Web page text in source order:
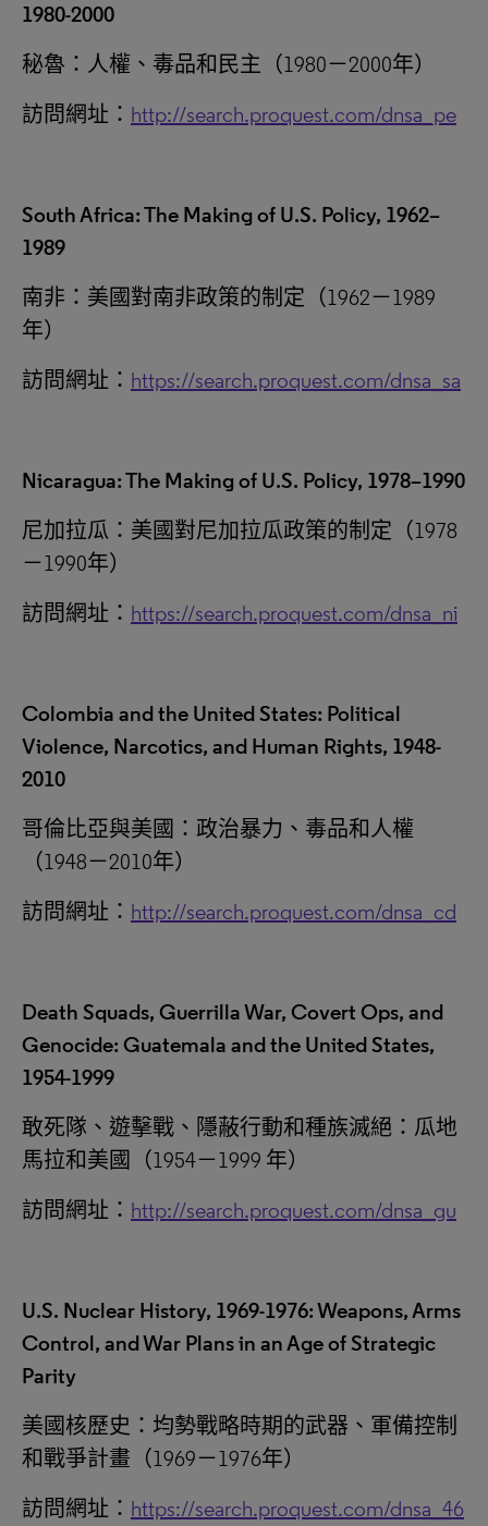
1980-2000
秘魯：人權、毒品和民主（1980－2000年‎）
訪問網址： http://search.proquest.com/dnsa_pe
South Africa: The Making of U.S. Policy, 1962–
1989
南非：美國對南非政策的制定（1962－1989‎
年）
訪問網址： https://search.proquest.com/dnsa_sa
Nicaragua: The Making of U.S. Policy, 1978–1990
尼加拉瓜：美國對尼加拉瓜政策的制定（1978
－1990‎‎年）
訪問網址： https://search.proquest.com/dnsa_ni
Colombia and the United States: Political
Violence, Narcotics, and Human Rights, 1948-
2010
哥倫比亞與美國：政治暴力、毒品和人權
（1948－2010年）
訪問網址： http://search.proquest.com/dnsa_cd
Death Squads, Guerrilla War, Covert Ops, and
Genocide: Guatemala and the United States,
1954-1999
敢死隊、遊擊戰、隱蔽行動和種族滅絕：瓜地
馬拉和美國（1954－1999 年）
訪問網址： http://search.proquest.com/dnsa_gu
U.S. Nuclear History, 1969-1976: Weapons, Arms
Control, and War Plans in an Age of Strategic
Parity
美國核歷史：均勢戰略時期的武器、軍備控制
和戰爭計畫（1969－1976年）
訪問網址： https://search.proquest.com/dnsa_46